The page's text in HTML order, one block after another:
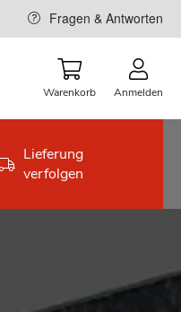
Fragen & Antworten
Warenkorb Anmelden
Lieferung
verfolgen